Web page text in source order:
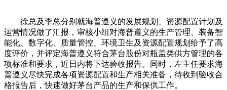
徐总及李总分别就海普遵义的发展规划、资源配置计划及
运营情况做了汇报，审核小组对海普遵义的生产管理、装备智
能化、数字化、质量管控、环境卫生及资源配置规划给予了高
度评价，并评定海普遵义符合茅台股份对瓶盖类供方管理的各
项标准和要求，近日内将下达验收报告。同时，左主任要求海
普遵义尽快完成各项资源配置和生产相关准备，待收到验收合
格报告后，快速做好茅台产品的生产和保供工作。